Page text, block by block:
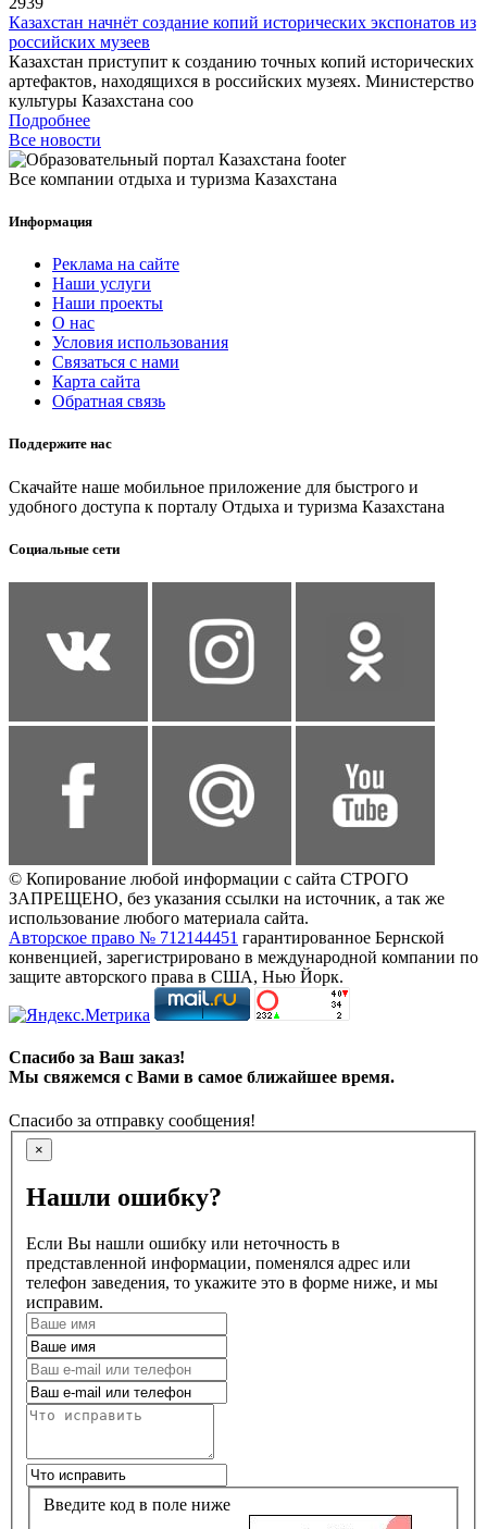
Казахстан начнёт создание копий исторических экспонатов из
российских музеев
Казахстан приступит к созданию точных копий исторических
артефактов, находящихся в российских музеях. Министерство
культуры Казахстана соо
Подробнее
Все новости
Все компании отдыха и туризма Казахстана
Информация
Реклама на сайте
Наши услуги
Наши проекты
О нас
Условия использования
Связаться с нами
Карта сайта
Обратная связь
Поддержите нас
Скачайте наше мобильное приложение для быстрого и
удобного доступа к порталу Отдыха и туризма Казахстана
Социальные сети
© Копирование любой информации с сайта СТРОГО
ЗАПРЕЩЕНО, без указания ссылки на источник, а так же
использование любого материала сайта.
Авторское право № 712144451 гарантированное Бернской
конвенцией, зарегистрировано в международной компании по
защите авторского права в США, Нью Йорк.
Спасибо за Ваш заказ!
Мы свяжемся с Вами в самое ближайшее время.
Спасибо за отправку сообщения!
×
Нашли ошибку?
Если Вы нашли ошибку или неточность в
представленной информации, поменялся адрес или
телефон заведения, то укажите это в форме ниже, и мы
исправим.
Введите код в поле ниже